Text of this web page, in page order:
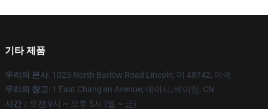
기타 제품
우리의 본사: 1025 North Barlow Road Lincoln, 미 48742, 미국
우리의 창고: 1 East Chang'an Avenue, 데이시, 베이징, CN
시간 :: 오전 9시 ~ 오후 5시 (월 ~ 금)